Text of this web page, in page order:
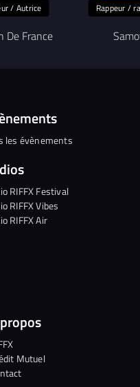
/ Autrice
De France
Rappeur /
les évènements
RIFFX Festival
RIFFX Vibes
RIFFX Air
Mutuel